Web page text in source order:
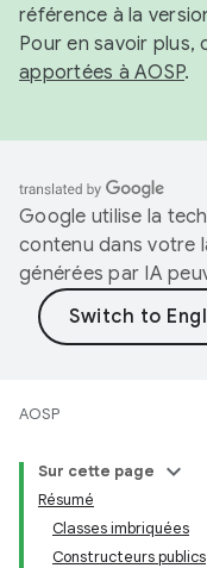
référence à la
Pour en savoir plus,
apportées à AOSP.
Google utilise la
contenu dans votre
générées par IA
AOSP
Sur cette page
Résumé
Classes imbriquées
Constructeurs publics